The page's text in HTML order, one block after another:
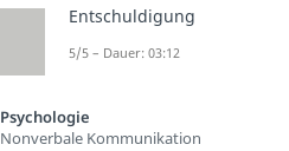
Entschuldigung
5/5 – Dauer: 03:12
Psychologie
Nonverbale Kommunikation